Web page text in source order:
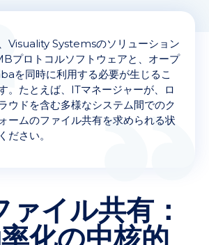
Visuality Systemsのソリューション
プロトコルソフトウェアと、オープ
を同時に利用する必要が生じるこ
。たとえば、ITマネージャーが、ロ
ウドを含む多様なシステム間でのク
ームのファイル共有を求められる状
ださい。
イル共有：
化の中核的